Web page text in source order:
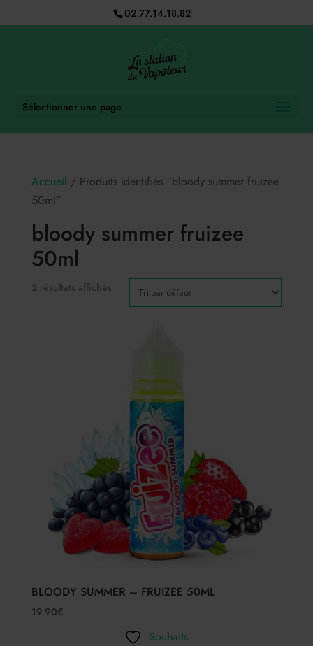
02.77.14.18.82
Sélectionner une page
Accueil / Produits identifiés “bloody summer fruizee
50ml”
bloody summer fruizee
50ml
2 résultats affichés
BLOODY SUMMER – FRUIZEE 50ML
19.90€
Souhaits